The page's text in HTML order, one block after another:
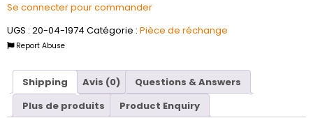
Se connecter pour commander
UGS : 20-04-1974 Catégorie : Pièce de réchange
Report Abuse
Shipping Avis (0)
Questions & Answers
Plus de produits
Product Enquiry